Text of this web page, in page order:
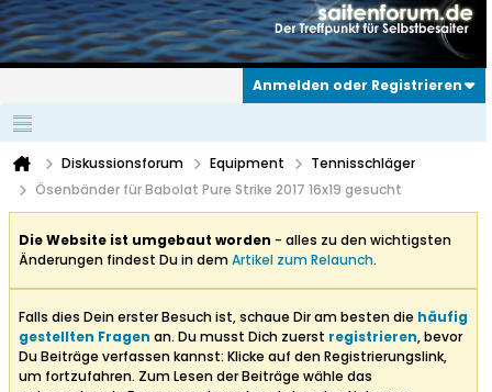
Anmelden oder Registrieren
Diskussionsforum Equipment
Tennisschläger
Ösenbänder für Babolat Pure Strike 2017 16x19 gesucht
Die Website ist umgebaut worden - alles zu den wichtigsten
Änderungen findest Du in demArtikel zum Relaunch.
Falls dies Dein erster Besuch ist, schaue Dir am besten die häufig
gestellten Fragen an. Du musst Dich zuerst registrieren, bevor
Du Beiträge verfassen kannst: Klicke auf den Registrierungslink,
um fortzufahren. Zum Lesen der Beiträge wähle das